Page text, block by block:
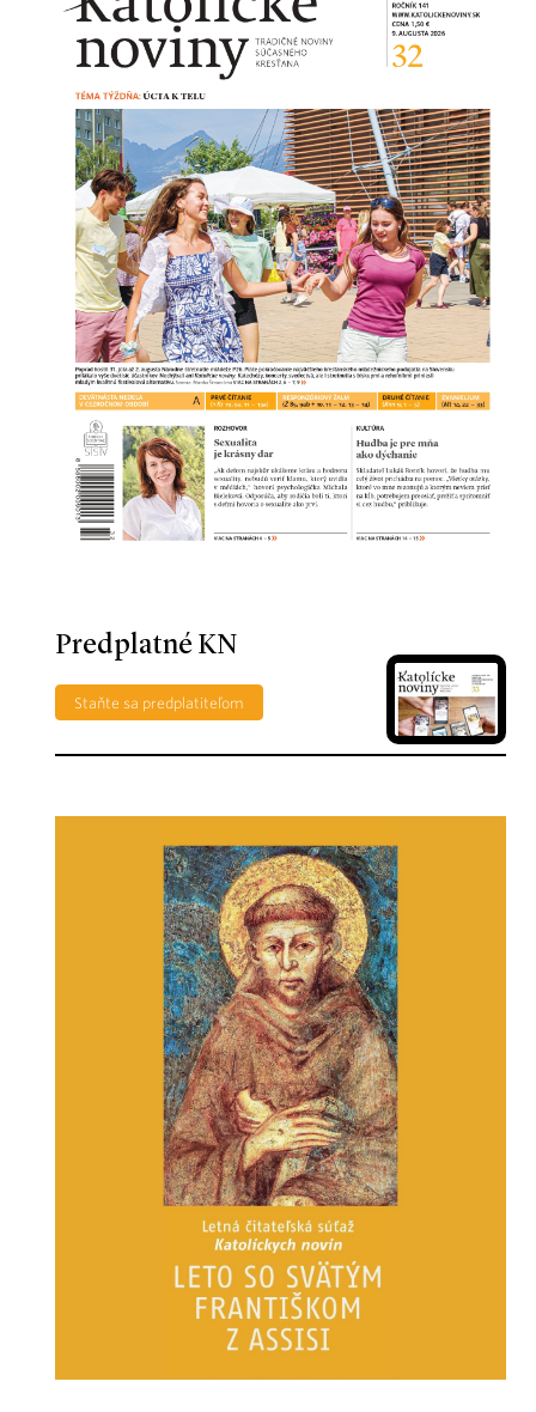
Predplatné KN
Staňte sa predplatiteľom